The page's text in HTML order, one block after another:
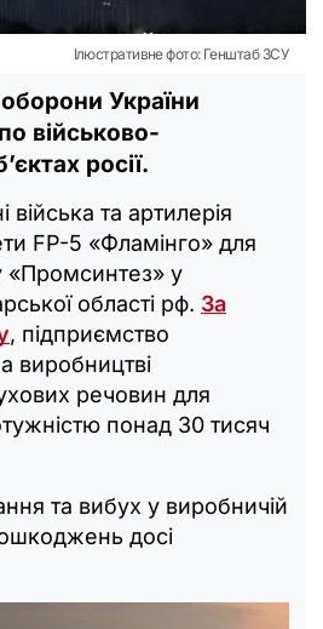
Ілюстративне фото: Генштаб ЗСУ
України
військово-
росії.
війська та артилерія
FP-5 «Фламінго» для
«Промсинтез» у
області рф. За
, підприємство
виробництві
речовин для
понад 30 тисяч
та вибух у виробничій
досі